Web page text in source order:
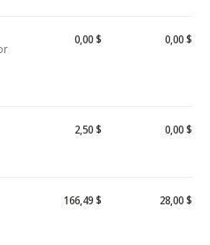
0,00 $ 0,00 $
2,50 $ 0,00 $
166,49 $ 28,00 $